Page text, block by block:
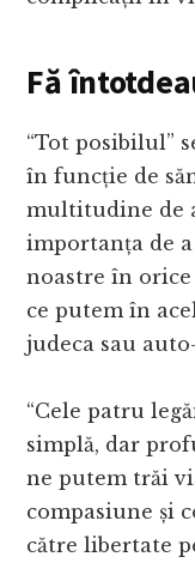
Fă
“Tot posibilul”
în funcție de
multitudine de
importanța de
noastre în orice
ce putem în
judeca sau
“Cele patru
simplă, dar
ne putem trăi
compasiune și
către libertate